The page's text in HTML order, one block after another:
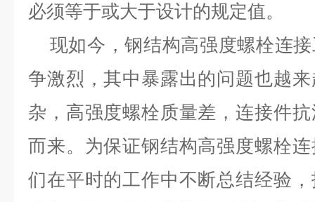
必须等于或大于设计的规定值。
现如今，钢结构高强度螺栓连
争激烈，其中暴露出的问题也越
杂，高强度螺栓质量差，连接件
而来。为保证钢结构高强度螺栓
们在平时的工作中不断总结经验